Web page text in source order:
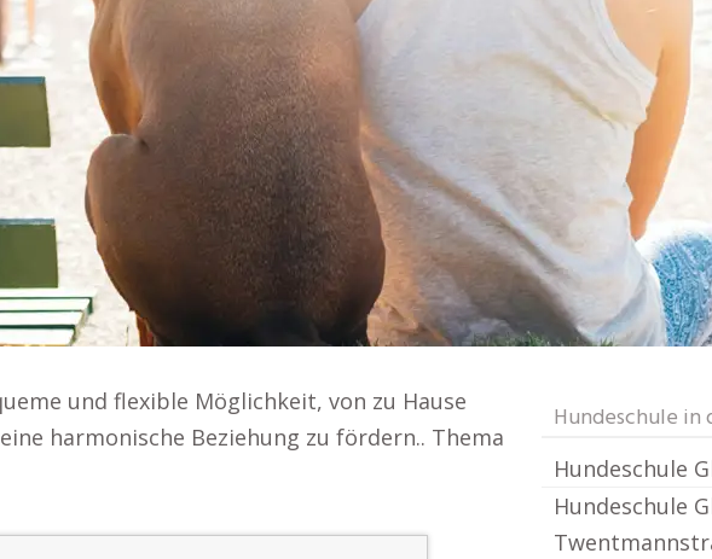
und flexible Möglichkeit, von zu Hause
harmonische Beziehung zu fördern.. Thema
Hundeschule in
Hundeschule
Hundeschule